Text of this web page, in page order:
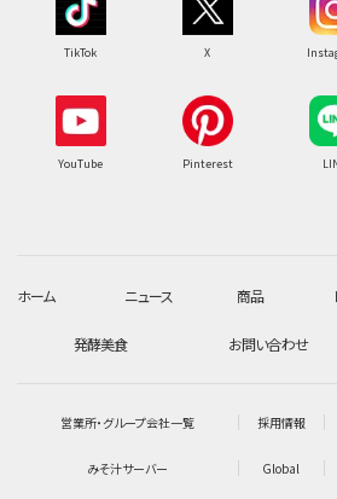
TikTok X
YouTube Pinterest
ホーム ニュース 商品
発酵美食 お問い合わせ
営業所・グループ会社一覧 採用情報
みそ汁サーバー Global